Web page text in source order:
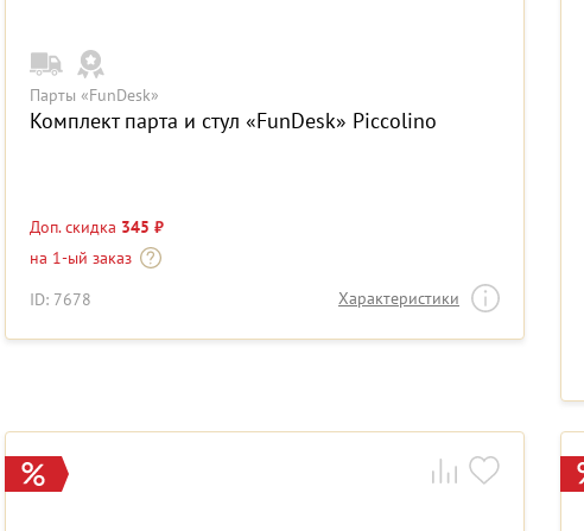
Парты «FunDesk»
Комплект парта и стул «FunDesk» Piccolino
Доп. скидка 345 ₽
на 1-ый заказ
ID: 7678
Характеристики